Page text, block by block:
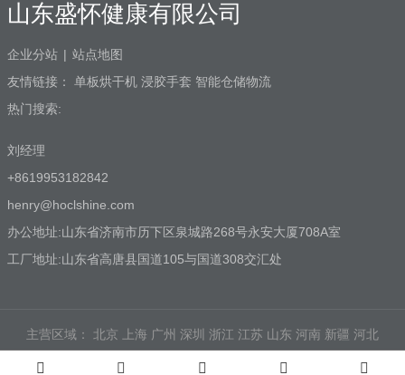
山东盛怀健康有限公司
企业分站 | 站点地图
友情链接： 单板烘干机 浸胶手套 智能仓储物流
热门搜索:
刘经理
+8619953182842
henry@hoclshine.com
办公地址:山东省济南市历下区泉城路268号永安大厦708A室
工厂地址:山东省高唐县国道105与国道308交汇处
主营区域： 北京 上海 广州 深圳 浙江 江苏 山东 河南 新疆 河北